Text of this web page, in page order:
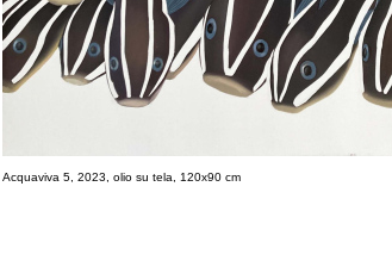
Acquaviva 5, 2023, olio su tela, 120x90 cm